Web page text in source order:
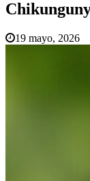
19 mayo, 2026